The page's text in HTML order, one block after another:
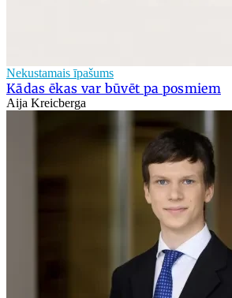
Nekustamais īpašums
Kādas ēkas var būvēt pa posmiem
Aija Kreicberga